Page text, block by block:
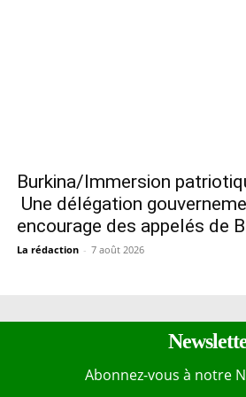
Burkina/Immersion
Une délégation
encourage des appelés de
La rédaction - 7 août 2026
Abonnez-vous à notre